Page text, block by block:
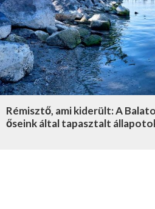
Rémisztő, ami kiderült: A
őseink által tapasztalt